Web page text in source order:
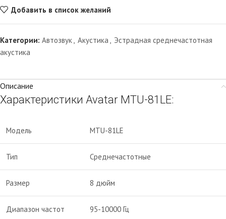
Добавить в список желаний
Категории: Автозвук, Акустика , Эстрадная среднечастотная
акустика
Описание
Характеристики Avatar MTU-81LE:
Модель MTU-81LE
Тип Среднечастотные
Размер 8 дюйм
Диапазон частот 95-10000 Гц